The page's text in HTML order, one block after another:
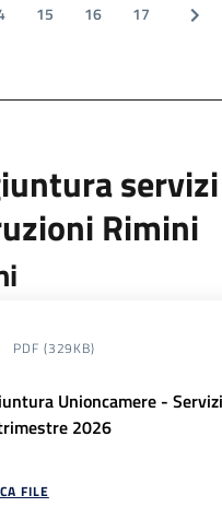
15 16 17
Rimini
PDF (329KB)
Unioncamere -
2026
FILE